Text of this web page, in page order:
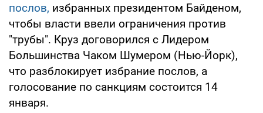
послов, избранных президентом Байденом,
чтобы власти ввели ограничения против
"трубы". Круз договорился с Лидером
Большинства Чаком Шумером (Нью-Йорк),
что разблокирует избрание послов, а
голосование по санкциям состоится 14
января.